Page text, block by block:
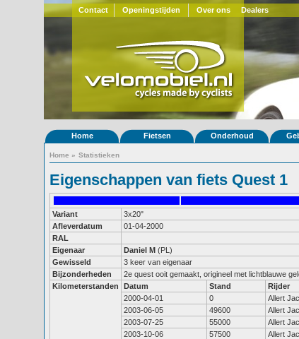
Contact Openingstijden Over ons Dealers
Home Fietsen Onderhoud
Home » Statistieken
Eigenschappen van fiets Quest 1
Variant
3x20"
Afleverdatum
01-04-2000
RAL
Eigenaar
Daniel M (PL)
Gewisseld
3 keer van eigenaar
Bijzonderheden
2e quest ooit gemaakt, origineel met lichtblauwe
Kilometerstanden
Datum Stand Rijder
2000-04-01
0 Allert
2003-06-05
49600 Allert
2003-07-25
55000 Allert
2003-10-06
57500 Allert